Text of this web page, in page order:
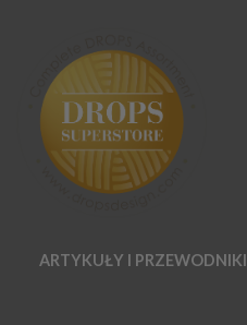
ARTYKUŁY I PRZEWODNIKI